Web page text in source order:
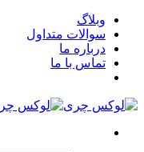
Skip
content
وبلاگ
سوالات متداول
درباره ما
تماس با ما